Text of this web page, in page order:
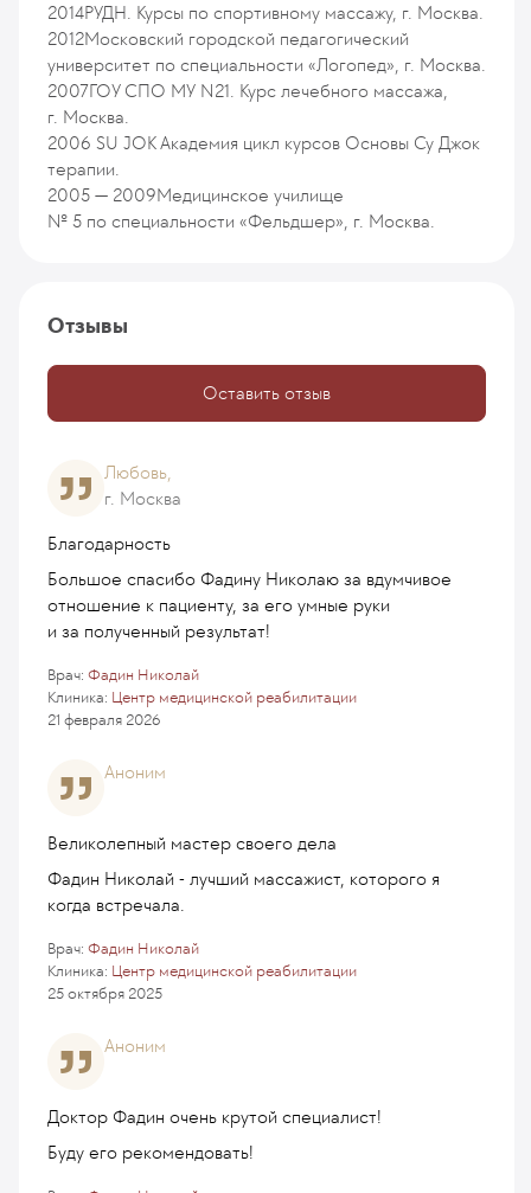
2014РУДН. Курсы по спортивному массажу, г. Москва.
2012Московский городской педагогический
университет по специальности «Логопед», г. Москва.
2007ГОУ СПО МУ N21. Курс лечебного массажа,
г. Москва.
2006 SU JOK Академия цикл курсов Основы Су Джок
терапии.
2005 — 2009Медицинское училище
№ 5 по специальности «Фельдшер», г. Москва.
Отзывы
Оставить отзыв
Любовь,
г. Москва
Благодарность
Большое спасибо Фадину Николаю за вдумчивое
отношение к пациенту, за его умные руки
и за полученный результат!
Клиника: Центр медицинской реабилитации
Врач: Фадин Николай
21 февраля 2026
Аноним
Великолепный мастер своего дела
Фадин Николай - лучший массажист, которого я
когда встречала.
Клиника: Центр медицинской реабилитации
Врач: Фадин Николай
25 октября 2025
Аноним
Доктор Фадин очень крутой специалист!
Буду его рекомендовать!